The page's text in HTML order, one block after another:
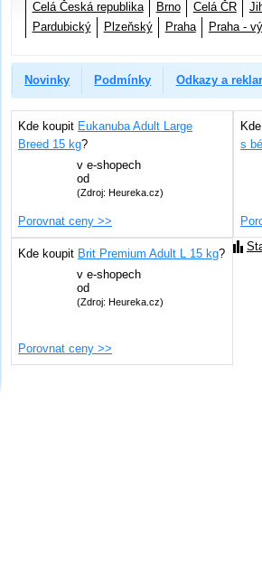
Celá Česká republika Brno Celá ČR
Pardubický
Plzeňský Praha Praha -
Novinky Podmínky Odkazy a
Kde koupit Eukanuba Adult Large
Breed 15 kg?
v e-shopech
od
(Zdroj: Heureka.cz)
Porovnat ceny >>
s
Kde koupit Brit Premium Adult L 15 kg?
v e-shopech
od
(Zdroj: Heureka.cz)
Porovnat ceny >>